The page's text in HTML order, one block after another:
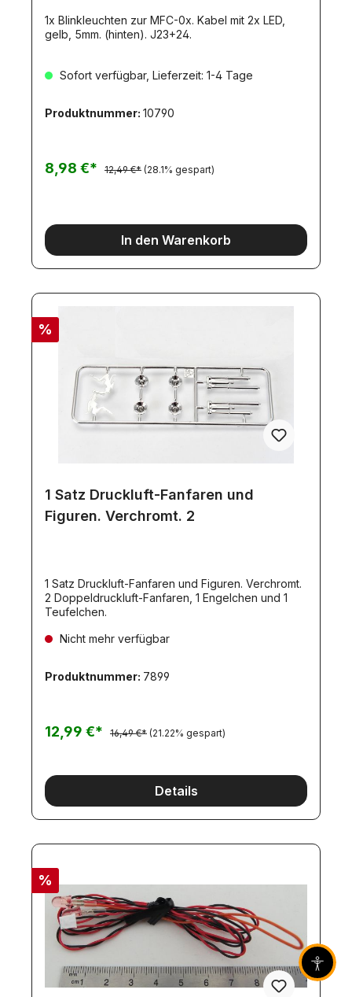
1x Blinkleuchten zur MFC-0x. Kabel mit 2x LED,
gelb, 5mm. (hinten). J23+24.
Sofort verfügbar, Lieferzeit: 1-4 Tage
Produktnummer: 10790
8,98 €* 12,49 €* (28.1% gespart)
In den Warenkorb
%
1 Satz Druckluft-Fanfaren und
Figuren. Verchromt. 2
1 Satz Druckluft-Fanfaren und Figuren. Verchromt.
2 Doppeldruckluft-Fanfaren, 1 Engelchen und 1
Teufelchen.
Nicht mehr verfügbar
Produktnummer: 7899
12,99 €* 16,49 €* (21.22% gespart)
Details
%